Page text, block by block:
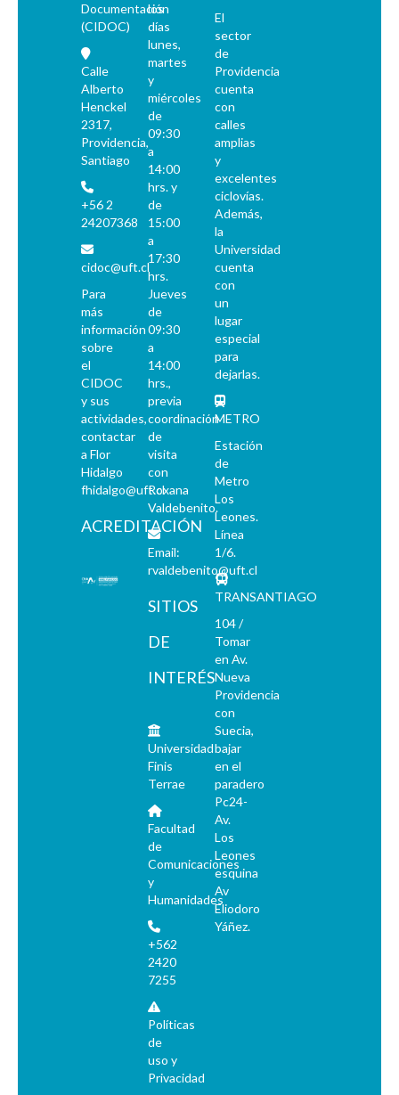
Documentación
(CIDOC)
Calle
Alberto
Henckel
2317,
Providencia,
Santiago
+56 2
24207368
cidoc@uft.cl
Para
más
información
sobre
el
CIDOC
y sus
actividades,
contactar
a Flor
Hidalgo
fhidalgo@uft.cl
ACREDITACIÓN
los
días
lunes,
martes
y
miércoles
de
09:30
a
14:00
hrs. y
de
15:00
a
17:30
hrs.
Jueves
de
09:30
a
14:00
hrs.,
previa
coordinación
de
visita
con
Roxana
Valdebenito.
Email:
rvaldebenito@uft.cl
SITIOS
DE
INTERÉS
Universidad
Finis
Terrae
Facultad
de
Comunicaciones
y
Humanidades
+562
2420
7255
Políticas
de
uso y
Privacidad
El
sector
de
Providencia
cuenta
con
calles
amplias
y
excelentes
ciclovías.
Además,
la
Universidad
cuenta
con
un
lugar
especial
para
dejarlas.
METRO
Estación
de
Metro
Los
Leones.
Línea
1/6.
TRANSANTIAGO
104 /
Tomar
en Av.
Nueva
Providencia
con
Suecia,
bajar
en el
paradero
Pc24-
Av.
Los
Leones
esquina
Av
Eliodoro
Yáñez.